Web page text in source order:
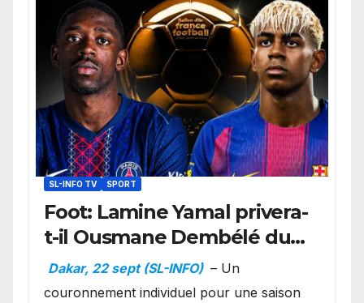
SL-INFO TV SPORT
Foot: Lamine Yamal privera-
t-il Ousmane Dembélé du
Ballon d’or ?
Dakar, 22 sept (SL-INFO) – Un
couronnement individuel pour une saison